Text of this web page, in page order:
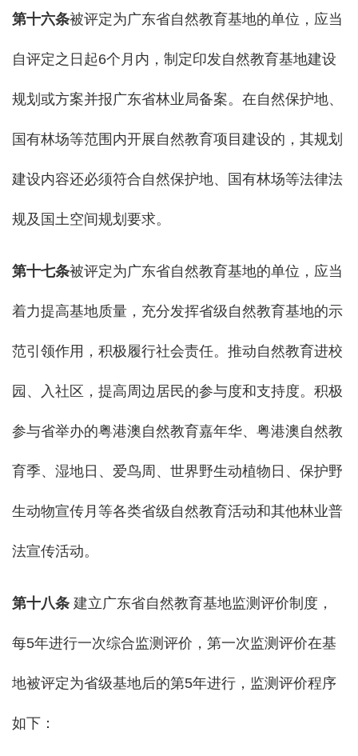
第十六条被评定为广东省自然教育基地的单位，应当
自评定之日起6个月内，制定印发自然教育基地建设
规划或方案并报广东省林业局备案。在自然保护地、
国有林场等范围内开展自然教育项目建设的，其规划
建设内容还必须符合自然保护地、国有林场等法律法
规及国土空间规划要求。
第十七条被评定为广东省自然教育基地的单位，应当
着力提高基地质量，充分发挥省级自然教育基地的示
范引领作用，积极履行社会责任。推动自然教育进校
园、入社区，提高周边居民的参与度和支持度。积极
参与省举办的粤港澳自然教育嘉年华、粤港澳自然教
育季、湿地日、爱鸟周、世界野生动植物日、保护野
生动物宣传月等各类省级自然教育活动和其他林业普
法宣传活动。
第十八条 建立广东省自然教育基地监测评价制度，
每5年进行一次综合监测评价，第一次监测评价在基
地被评定为省级基地后的第5年进行，监测评价程序
如下：